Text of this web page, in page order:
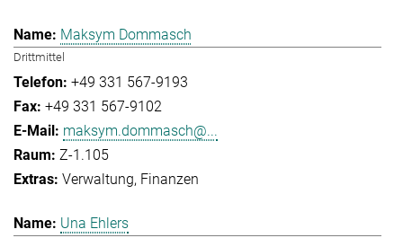
Maksym Dommasch
Drittmittel
+49 331 567-9193
+49 331 567-9102
maksym.dommasch@...
Z-1.105
Verwaltung Finanzen
Una Ehlers